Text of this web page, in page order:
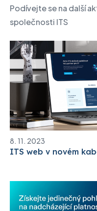
Podívejte se na další
společnosti ITS
8. 11. 2023
ITS web v novém